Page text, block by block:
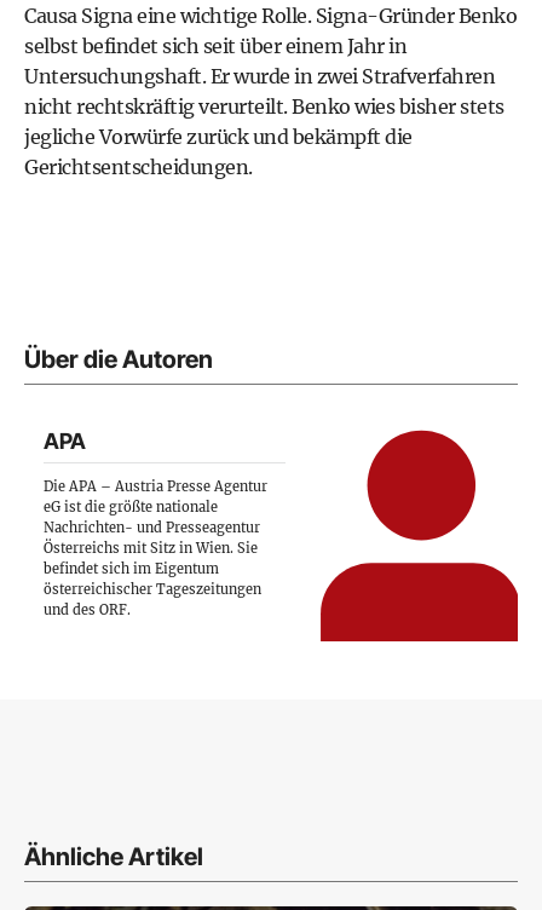
Causa Signa eine wichtige Rolle. Signa-Gründer Benko
selbst befindet sich seit über einem Jahr in
Untersuchungshaft. Er wurde in zwei Strafverfahren
nicht rechtskräftig verurteilt. Benko wies bisher stets
jegliche Vorwürfe zurück und bekämpft die
Gerichtsentscheidungen.
Über die Autoren
APA
Die APA – Austria Presse Agentur
eG ist die größte nationale
Nachrichten- und Presseagentur
Österreichs mit Sitz in Wien. Sie
befindet sich im Eigentum
österreichischer Tageszeitungen
und des ORF.
Ähnliche Artikel